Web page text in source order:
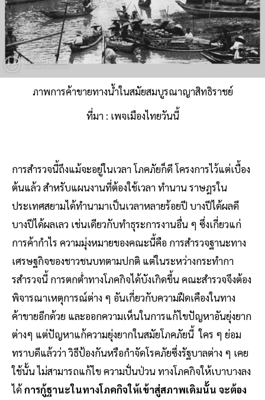
ภาพการค้าขายทางน้ำในสมัยสมบูรณาญาสิทธิราชย์
ที่มา : เพจเมืองไทยวันนี้
การสํารวจนี้ถึงแม้จะอยู่ในเวลา โภคภัยก็ดี โครงการไว้แต่เบื้อง
ต้นแล้ว สําหรับแผนงานที่ต้องใช้เวลา ทำนาน ราษฎรใน
ประเทศสยามได้ทํานามาเป็นเวลาหลายร้อยปี บางปีได้ผลดี
บางปีได้ผลเลว เช่นเดียวกับทําธุระการงานอื่น ๆ ซึ่งเกี่ยวแก่
การค้ากําไร ความมุ่งหมายของคณะนี้คือ การสํารวจฐานะทาง
เศรษฐกิจของชาวชนบทตามปกติ แต่ในระหว่างกระทํากา
รสํารวจนี้ การตกต่ำทางโภคกิจได้บังเกิดขึ้น คณะสํารวจจึงต้อง
พิจารณาเหตุการณ์ต่าง ๆ อันเกี่ยวกับความฝืดเคืองในทาง
ค้าขายอีกด้วย และออกความเห็นในการแก้ไขปัญหาอันยุ่งยาก
ต่างๆ แต่ปัญหาแก้ความยุ่งยากในสมัยโภคภัยนี้ ใคร ๆ ย่อม
ทราบดีแล้วว่า วิธีป้องกันหรือกําจัดโรคภัยซึ่งรัฐบาลต่าง ๆ เคย
ใช้นั้น ไม่สามารถแก้ไข ความปั่นป่วน ทางโภคกิจให้เบาบางลง
ได้การกู้ฐานะในทางโภคกิจให้เข้าสู่สภาพเดิมนั้น จะต้อง